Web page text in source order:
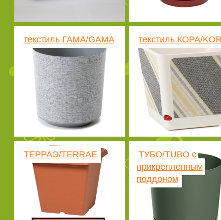
текстиль ГАМА/GAMA текстиль КОРА/
ТЕРРАЭ/TERRAE
ТУБО/TUBO с
прикрепленным
поддоном